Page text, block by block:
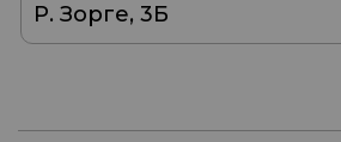
Р. Зорге, 3Б